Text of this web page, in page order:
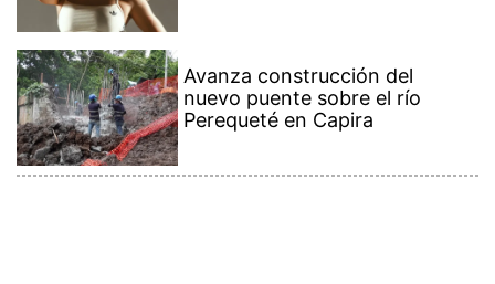
Avanza construcción del
nuevo puente sobre el río
Perequeté en Capira